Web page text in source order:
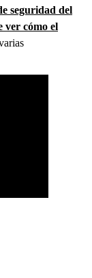
seguridad del
ver cómo el